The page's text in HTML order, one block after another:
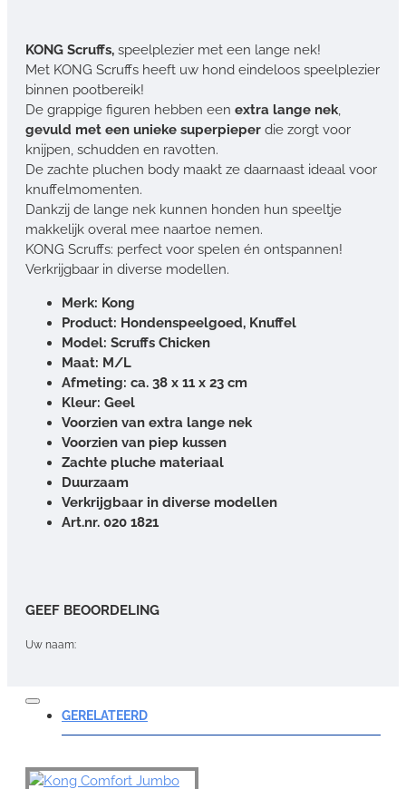
KONG Scruffs, speelplezier met een lange nek!
Met KONG Scruffs heeft uw hond eindeloos speelplezier
binnen pootbereik!
De grappige figuren hebben een extra lange nek,
gevuld met een unieke superpieper die zorgt voor
knijpen, schudden en ravotten.
De zachte pluchen body maakt ze daarnaast ideaal voor
knuffelmomenten.
Dankzij de lange nek kunnen honden hun speeltje
makkelijk overal mee naartoe nemen.
KONG Scruffs: perfect voor spelen én ontspannen!
Verkrijgbaar in diverse modellen.
Merk: Kong
Product: Hondenspeelgoed, Knuffel
Model: Scruffs Chicken
Maat: M/L
Afmeting: ca. 38 x 11 x 23 cm
Kleur: Geel
Voorzien van extra lange nek
Voorzien van piep kussen
Zachte pluche materiaal
Duurzaam
Verkrijgbaar in diverse modellen
Art.nr. 020 1821
GEEF BEOORDELING
Uw naam:
Opmerking:
GERELATEERD